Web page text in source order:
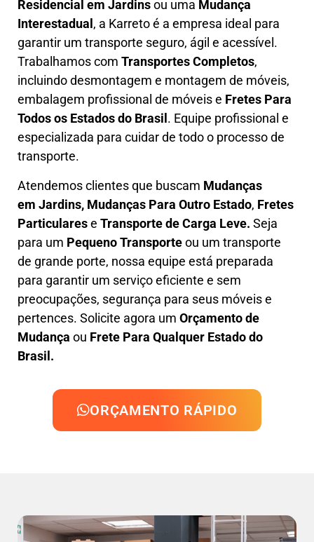
Residencial em Jardinsou uma Mudança
Interestadual , a Karretoé a empresa ideal para
garantir um transporte seguro, ágil e acessível.
Trabalhamos com Transportes Completos,
incluindodesmontagem e montagem de móveis,
embalagem profissional de móveis e Fretes Para
Todos os Estados do Brasil . Equipe profissional e
especializada para cuidar de todo o processo de
transporte.
Atendemos clientes que buscam Mudanças
em Jardins, Mudanças Para Outro Estado, Fretes
Particularese Transportede Carga Leve. Seja
para um Pequeno Transporteou um transporte
de grande porte, nossa equipe está preparada
para garantir um serviço eficiente e sem
preocupações, segurança para seus móveis e
pertences. Solicite agora um Orçamento de
Mudança ou Frete Para Qualquer Estado do
Brasil.
ORÇAMENTO RÁPIDO